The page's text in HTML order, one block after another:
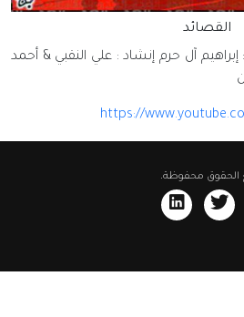
القصائد
آل حرم إنشاد : علي النقبي & أحمد
https://
الحقوق محفوظة.